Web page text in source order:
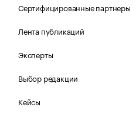
Сертифицированные партнеры
Лента публикаций
Эксперты
Выбор редакции
Кейсы